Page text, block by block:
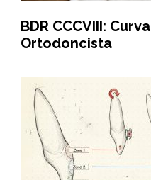
BDR CCCVIII:
Ortodoncista